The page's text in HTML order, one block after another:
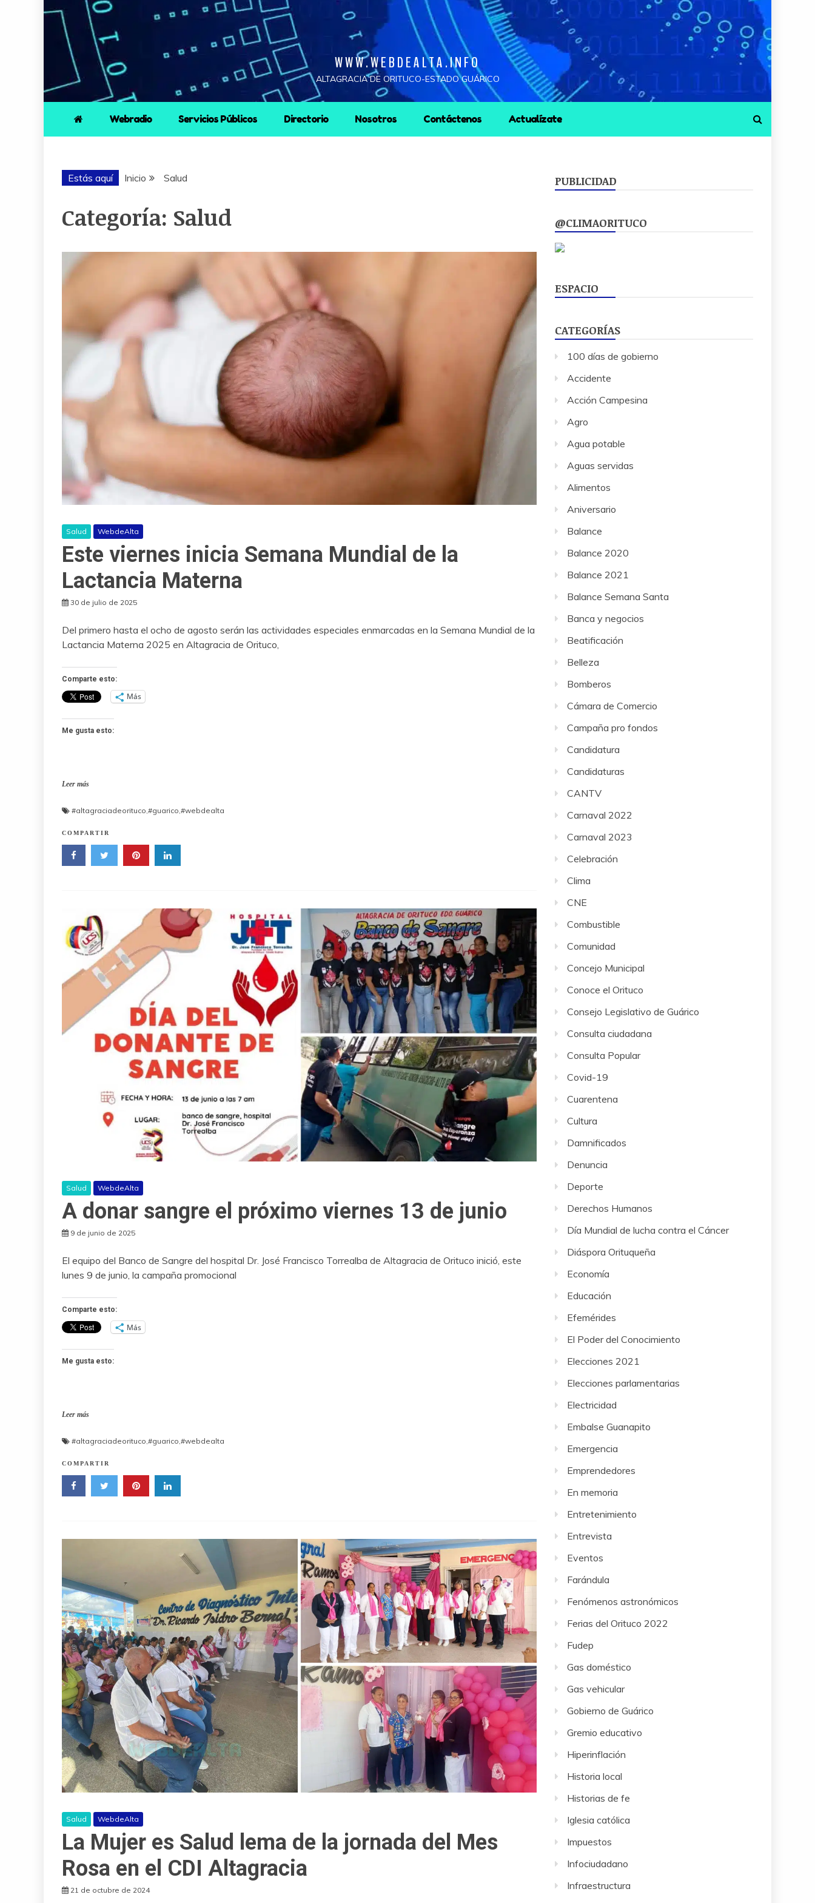
WWW.WEBDEALTA.INFO
ALTAGRACIA DE ORITUCO-ESTADO GUÁRICO
Webradio Servicios Públicos Directorio Nosotros Contáctenos Actualízate
Estás aquí Inicio Salud
Categoría: Salud
Salud WebdeAlta
Este viernes inicia Semana Mundial de la
Lactancia Materna
30 de julio de 2025
Del primero hasta el ocho de agosto serán las actividades especiales enmarcadas en la Semana Mundial de la
Lactancia Materna 2025 en Altagracia de Orituco,
Comparte esto:
Más
Me gusta esto:
Leer más
#altagraciadeorituco #guarico #webdealta
COMPARTIR
Salud WebdeAlta
A donar sangre el próximo viernes 13 de junio
9 de junio de 2025
El equipo del Banco de Sangre del hospital Dr. José Francisco Torrealba de Altagracia de Orituco inició, este
lunes 9 de junio, la campaña promocional
Comparte esto:
Más
Me gusta esto:
Leer más
#altagraciadeorituco,#guarico,#webdealta
COMPARTIR
Salud WebdeAlta
La Mujer es Salud lema de la jornada del Mes
Rosa en el CDI Altagracia
21 de octubre de 2024
PUBLICIDAD
@CLIMAORITUCO
ESPACIO
CATEGORÍAS
100 días de gobierno
Accidente
Acción Campesina
Agro
Agua potable
Aguas servidas
Alimentos
Aniversario
Balance
Balance 2020
Balance 2021
Balance Semana Santa
Banca y negocios
Beatificación
Belleza
Bomberos
Cámara de Comercio
Campaña pro fondos
Candidatura
Candidaturas
CANTV
Carnaval 2022
Carnaval 2023
Celebración
Clima
CNE
Combustible
Comunidad
Concejo Municipal
Conoce el Orituco
Consejo Legislativo de Guárico
Consulta ciudadana
Consulta Popular
Covid-19
Cuarentena
Cultura
Damnificados
Denuncia
Deporte
Derechos Humanos
Día Mundial de lucha contra el Cáncer
Diáspora Orituqueña
Economía
Educación
Efemérides
El Poder del Conocimiento
Elecciones 2021
Elecciones parlamentarias
Electricidad
Embalse Guanapito
Emergencia
Emprendedores
En memoria
Entretenimiento
Entrevista
Eventos
Farándula
Fenómenos astronómicos
Ferias del Orituco 2022
Fudep
Gas doméstico
Gas vehicular
Gobierno de Guárico
Gremio educativo
Hiperinflación
Historia local
Historias de fe
Iglesia católica
Impuestos
Infociudadano
Infraestructura